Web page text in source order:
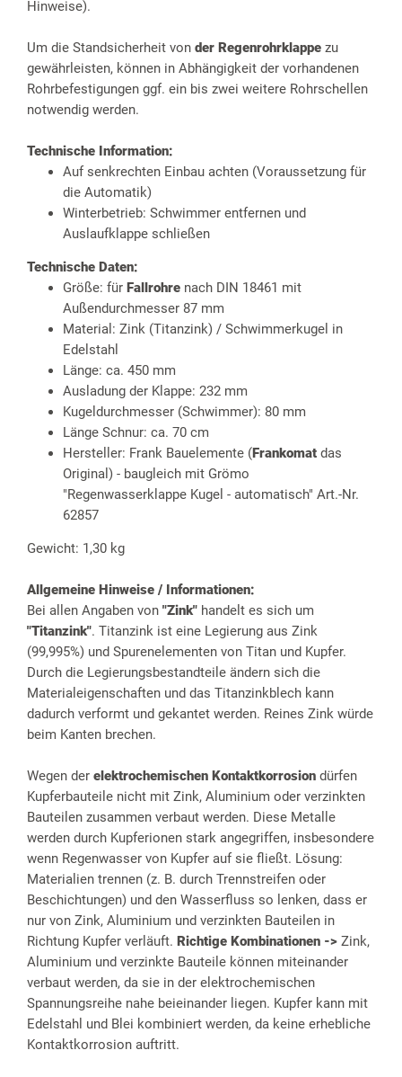
Hinweise).
Um die Standsicherheit von der Regenrohrklappe zu
gewährleisten, können in Abhängigkeit der vorhandenen
Rohrbefestigungen ggf. ein bis zwei weitere Rohrschellen
notwendig werden.
Technische Information:
Auf senkrechten Einbau achten (Voraussetzung für
die Automatik)
Winterbetrieb: Schwimmer entfernen und
Auslaufklappe schließen
Technische Daten:
Größe: für Fallrohre nach DIN 18461 mit
Außendurchmesser 87 mm
Material: Zink (Titanzink) / Schwimmerkugel in
Edelstahl
Länge: ca. 450 mm
Ausladung der Klappe: 232 mm
Kugeldurchmesser (Schwimmer): 80 mm
Länge Schnur: ca. 70 cm
Hersteller: Frank Bauelemente (Frankomat das
Original) - baugleich mit Grömo
"Regenwasserklappe Kugel - automatisch" Art.-Nr.
62857
Gewicht: 1,30 kg
Allgemeine Hinweise / Informationen:
Bei allen Angaben von "Zink" handelt es sich um
"Titanzink". Titanzink ist eine Legierung aus Zink
(99,995%) und Spurenelementen von Titan und Kupfer.
Durch die Legierungsbestandteile ändern sich die
Materialeigenschaften und das Titanzinkblech kann
dadurch verformt und gekantet werden. Reines Zink würde
beim Kanten brechen.
Wegen der elektrochemischen Kontaktkorrosion dürfen
Kupferbauteile nicht mit Zink, Aluminium oder verzinkten
Bauteilen zusammen verbaut werden. Diese Metalle
werden durch Kupferionen stark angegriffen, insbesondere
wenn Regenwasser von Kupfer auf sie fließt. Lösung:
Materialien trennen (z. B. durch Trennstreifen oder
Beschichtungen) und den Wasserfluss so lenken, dass er
nur von Zink, Aluminium und verzinkten Bauteilen in
Richtung Kupfer verläuft. Richtige Kombinationen -> Zink,
Aluminium und verzinkte Bauteile können miteinander
verbaut werden, da sie in der elektrochemischen
Spannungsreihe nahe beieinander liegen. Kupfer kann mit
Edelstahl und Blei kombiniert werden, da keine erhebliche
Kontaktkorrosion auftritt.